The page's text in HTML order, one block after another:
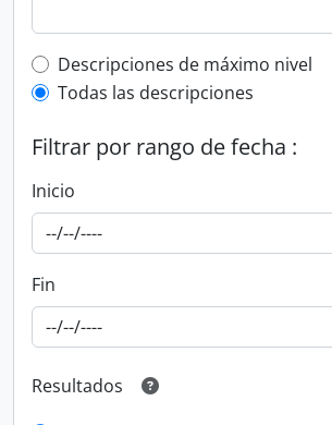
Top-level description filter
Descripciones de máximo nivel
Todas las descripciones
Filtrar por rango de fecha :
Inicio
Fin
Resultados